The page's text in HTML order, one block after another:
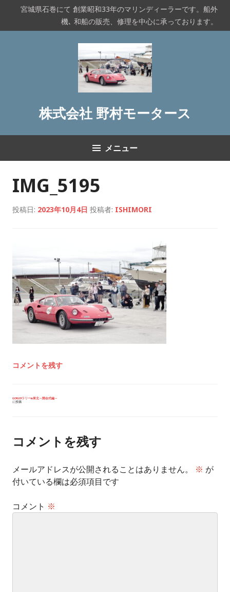
テ
宮城県石巻にて 創業昭和33年のマリンディーラーです。船外
機､ 和船の販売、修理を中心に承っております。
株式会社 野村モータース
メニュー
IMG_5195
投稿日: 2023年10月4日 投稿者: ISHIMORI
コメントを残す
投
シ
ョ
GO!GO!ラリーin東北～開会式編～
に投稿
コメントを残す
メールアドレスが公開されることはありません。 ※ が
付いている欄は必須項目です
コメント ※